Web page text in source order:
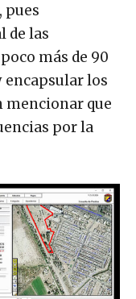
pues
de las
más de 90
encapsular los
mencionar que
por la